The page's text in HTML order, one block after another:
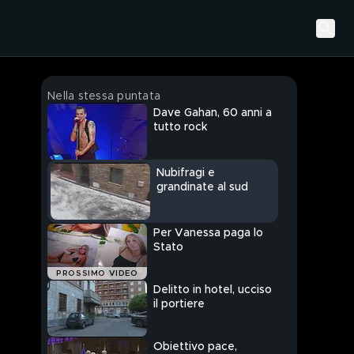
Nella stessa puntata
Dave Gahan, 60 anni a
tutto rock
Nubifragi e
grandinate al sud
PROSSIMO VIDEO
Per Vanessa paga lo
Stato
Delitto in hotel, ucciso
il portiere
Obiettivo pace,